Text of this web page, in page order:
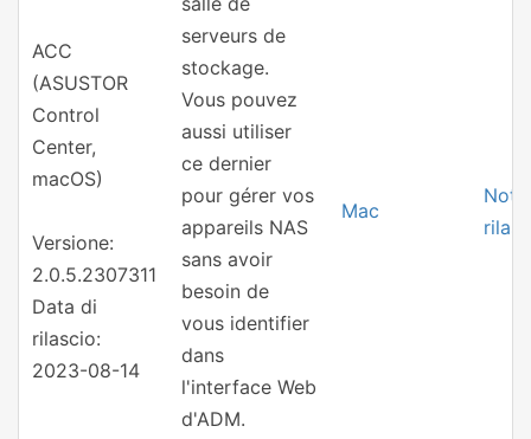
ACC
(ASUSTOR
Control
Center,
macOS)
Versione:
2.0.5.2307311
Data di
rilascio:
2023-08-14
serveurs de
stockage.
Vous pouvez
aussi utiliser
ce dernier
pour gérer vos
appareils NAS
sans avoir
besoin de
vous identifier
dans
l'interface Web
d'ADM.
Mac